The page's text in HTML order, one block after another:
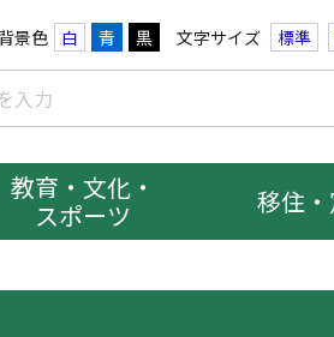
景色 白 青 黒 文字サイズ 標準
教育・文化・
スポーツ
移住